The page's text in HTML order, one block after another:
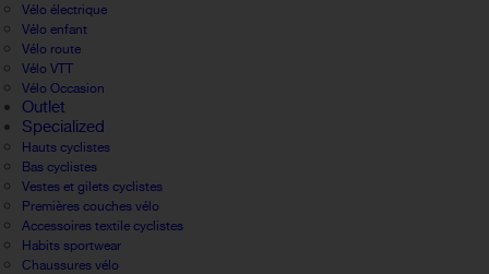
Vélo électrique
Vélo enfant
Vélo route
Vélo VTT
Vélo Occasion
Outlet
Specialized
Hauts cyclistes
Bas cyclistes
Vestes et gilets cyclistes
Premières couches vélo
Accessoires textile cyclistes
Habits sportwear
Chaussures vélo